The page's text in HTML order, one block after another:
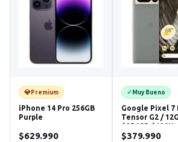
💎Premium
iPhone 14 Pro 256GB
Purple
$629.990
✓Muy Bueno
Google Pixel 7
Tensor G2 /
/ 256GB /
Android / Green
$379.990